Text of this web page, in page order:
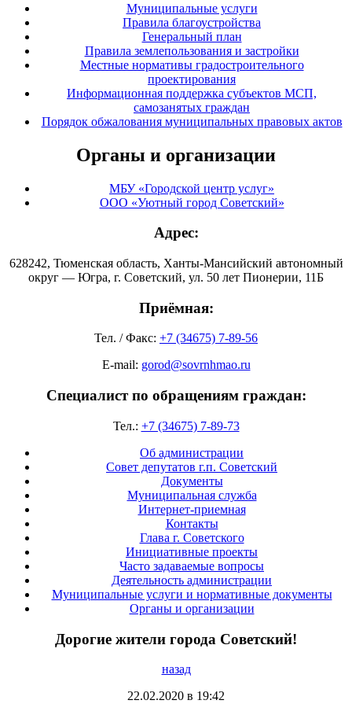
Муниципальные услуги
Правила благоустройства
Генеральный план
Правила землепользования и застройки
Местные нормативы градостроительного
проектирования
Информационная поддержка субъектов МСП,
самозанятых граждан
Порядок обжалования муниципальных правовых актов
Органы и организации
МБУ «Городской центр услуг»
ООО «Уютный город Советский»
Адрес:
628242, Тюменская область, Ханты-Мансийский автономный
округ — Югра, г. Советский, ул. 50 лет Пионерии, 11Б
Приёмная:
Тел. / Факс: +7 (34675) 7-89-56
E-mail: gorod@sovrnhmao.ru
Специалист по обращениям граждан:
Тел.: +7 (34675) 7-89-73
Об администрации
Совет депутатов г.п. Советский
Документы
Муниципальная служба
Интернет-приемная
Контакты
Глава г. Советского
Инициативные проекты
Часто задаваемые вопросы
Деятельность администрации
Муниципальные услуги и нормативные документы
Органы и организации
Дорогие жители города Советский!
назад
22.02.2020 в 19:42